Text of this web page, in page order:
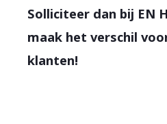
Solliciteer dan bij EN
maak het verschil
klanten!